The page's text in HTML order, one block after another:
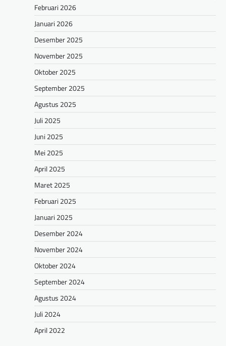
Februari 2026
Januari 2026
Desember 2025
November 2025
Oktober 2025
September 2025
Agustus 2025
Juli 2025
Juni 2025
Mei 2025
April 2025
Maret 2025
Februari 2025
Januari 2025
Desember 2024
November 2024
Oktober 2024
September 2024
Agustus 2024
Juli 2024
April 2022